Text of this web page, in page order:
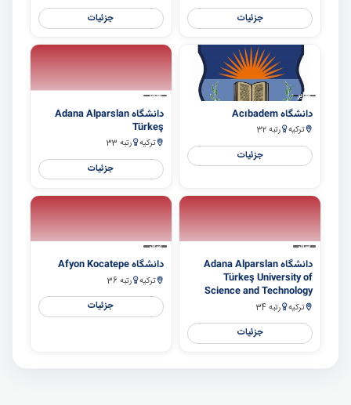
جزئیات جزئیات
سایر
دانشگاه Acıbadem
ترکیه رتبه 32
جزئیات
سایر
دانشگاه Adana Alparslan
Türkeş
ترکیه رتبه 33
جزئیات
سایر
دانشگاه Adana Alparslan
Türkeş University of
Science and Technology
ترکیه رتبه 34
جزئیات
سایر
دانشگاه Afyon Kocatepe
ترکیه رتبه 36
جزئیات